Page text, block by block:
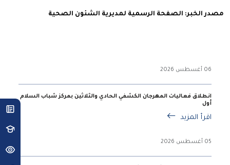
مصدر الخبر: الصفحة الرسمية لمديرية الشئون الصحية
06 أغسطس 2026
انطلاق فعاليات المهرجان الكشفي الحادي والثلاثين بمركز شباب السلام
أول
اقرأ المزيد
05 أغسطس 2026